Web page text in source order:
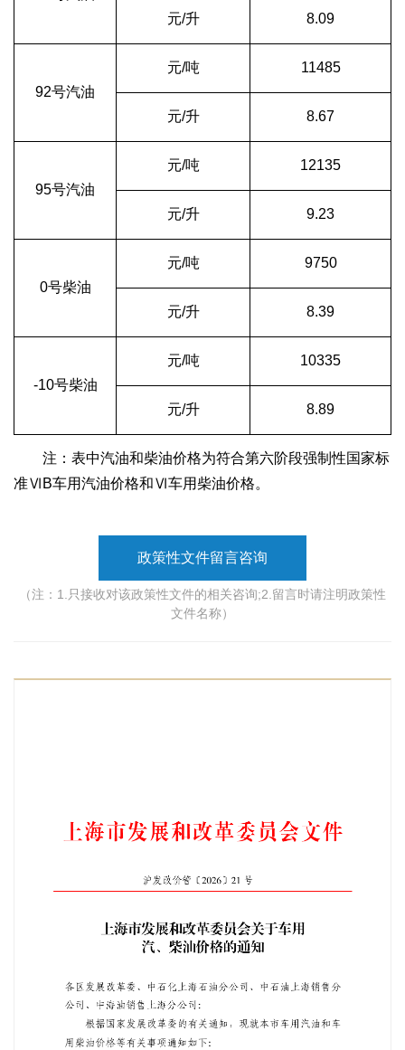
元/升
8.09
92号汽油
元/吨 11485
元/升 8.67
95号汽油
元/吨 12135
元/升 9.23
0号柴油
元/吨 9750
元/升 8.39
-10号柴油
元/吨 10335
元/升 8.89
注：表中汽油和柴油价格为符合第六阶段强制性国家标
准ⅥB车用汽油价格和Ⅵ车用柴油价格。
政策性文件留言咨询
（注：1.只接收对该政策性文件的相关咨询;2.留言时请注明政策性
文件名称）